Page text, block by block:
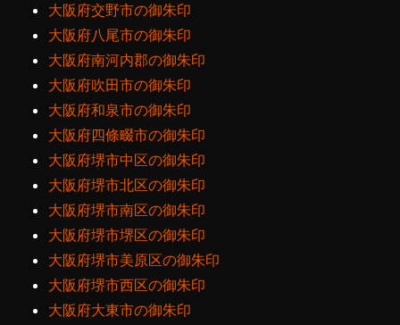
大阪府交野市の御朱印
大阪府八尾市の御朱印
大阪府南河内郡の御朱印
大阪府吹田市の御朱印
大阪府和泉市の御朱印
大阪府四條畷市の御朱印
大阪府堺市中区の御朱印
大阪府堺市北区の御朱印
大阪府堺市南区の御朱印
大阪府堺市堺区の御朱印
大阪府堺市美原区の御朱印
大阪府堺市西区の御朱印
大阪府大東市の御朱印